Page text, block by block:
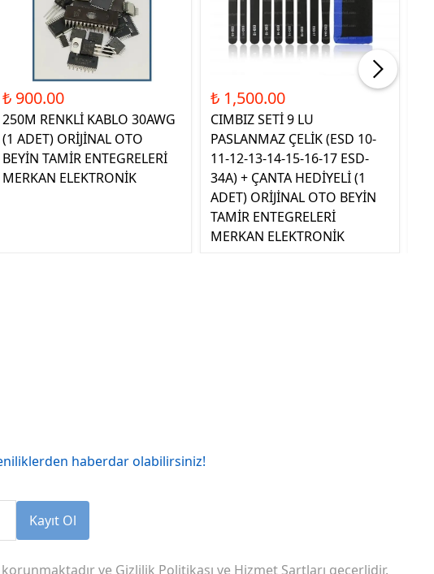
₺ 900.00
250M RENKLİ KABLO 30AWG
(1 ADET) ORİJİNAL OTO
BEYİN TAMİR ENTEGRELERİ
MERKAN ELEKTRONİK
₺ 1,500.00
CIMBIZ SETİ 9 LU
PASLANMAZ ÇELİK (ESD 10-
11-12-13-14-15-16-17 ESD-
34A) + ÇANTA HEDİYELİ (1
ADET) ORİJİNAL OTO BEYİN
TAMİR ENTEGRELERİ
MERKAN ELEKTRONİK
haberdar olabilirsiniz!
Kayıt Ol
ve Gizlilik Politikası ve Hizmet Şartları geçerlidir.